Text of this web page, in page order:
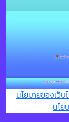
นโยบายของเว็บ
นโย